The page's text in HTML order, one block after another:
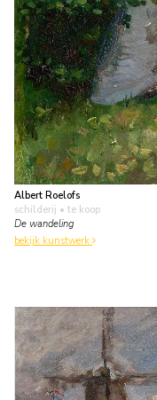
Albert Roelofs
schilderij • te koop
De wandeling
bekijk kunstwerk